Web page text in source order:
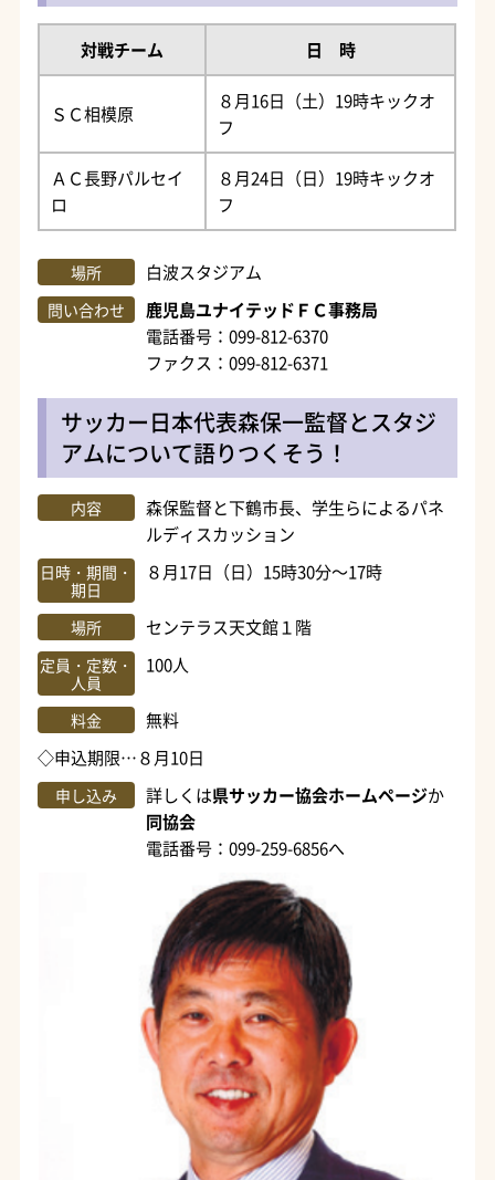
対戦チーム 日 時
ＳＣ相模原
８月16日（土）19時キックオ
フ
ＡＣ長野パルセイ
ロ
８月24日（日）19時キックオ
フ
場所 白波スタジアム
問い合わせ
鹿児島ユナイテッドＦＣ事務局
電話番号：099-812-6370
ファクス：099-812-6371
サッカー日本代表森保一監督とスタジ
アムについて語りつくそう！
内容
森保監督と下鶴市長、学生らによるパネ
ルディスカッション
日時・期間・
期日
８月17日（日）15時30分～17時
場所 センテラス天文館１階
定員・定数・
人員
100人
料金
無料
◇申込期限…８月10日
申し込み 詳しくは県サッカー協会ホームページか
同協会
電話番号：099-259-6856へ